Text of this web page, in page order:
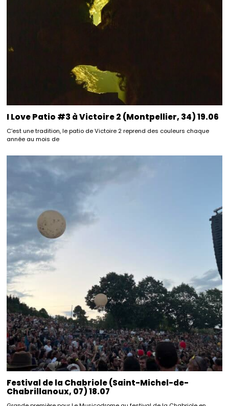
I Love Patio #3 à Victoire 2 (Montpellier, 34) 19.06
C’est une tradition, le patio de Victoire 2 reprend des couleurs chaque
année au mois de
Festival de la Chabriole (Saint-Michel-de-
Chabrillanoux, 07) 18.07